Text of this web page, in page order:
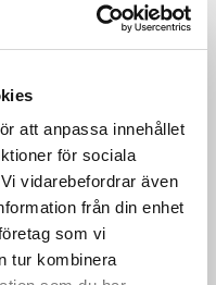
att anpassa innehållet
för sociala
vidarebefordrar även
från din enhet
som vi
tur kombinera
ingår också ett
på över 100 miljoner
är paketet under
alternativa
av
inom